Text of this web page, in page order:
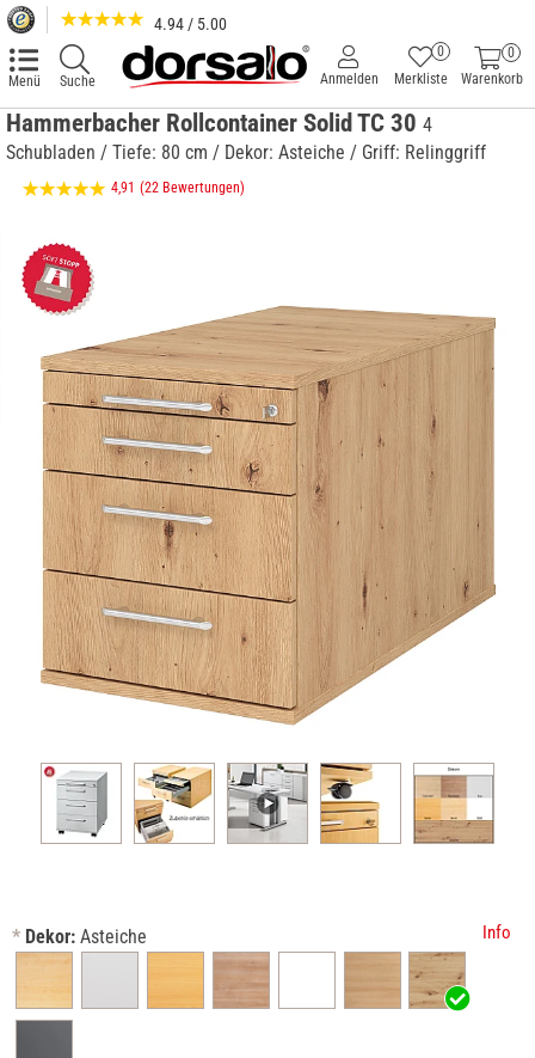
4.94 / 5.00
Menü Suche
0
Warenkorb
Merkliste
0
Anmelden
Hammerbacher Rollcontainer Solid TC 30 4
Schubladen / Tiefe: 80 cm / Dekor: Asteiche / Griff: Relinggriff
4,91 (22 Bewertungen)
* Dekor: Asteiche Info